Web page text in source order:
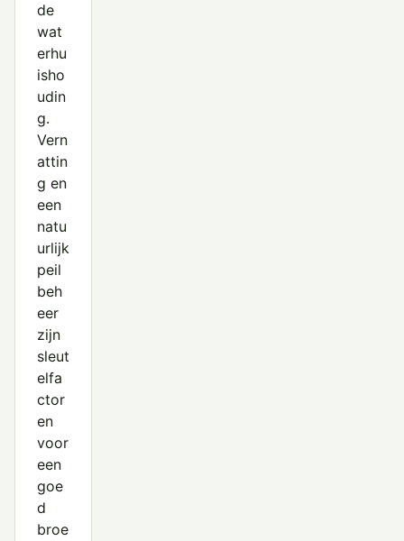
de
wat
erhu
isho
udin
g.
Vern
attin
g en
een
natu
urlijk
peil
beh
eer
zijn
sleut
elfa
ctor
en
voor
een
goe
d
broe